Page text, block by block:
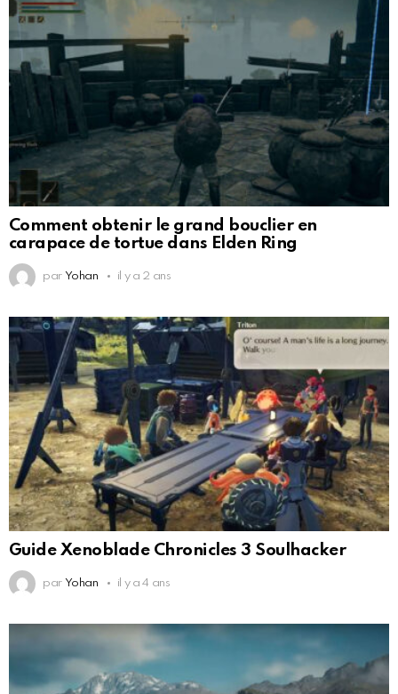
Comment obtenir le grand bouclier en
carapace de tortue dans Elden Ring
par Yohan il y a 2 ans
Guide Xenoblade Chronicles 3 Soulhacker
par Yohan il y a 4 ans